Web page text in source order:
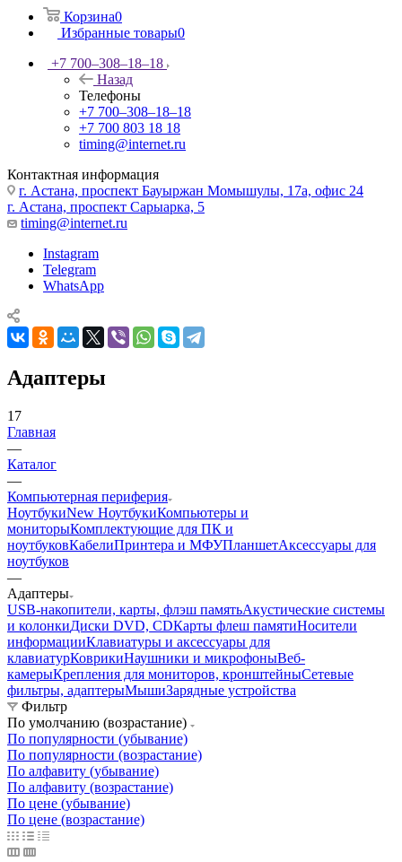
Корзина0
Избранные товары0
+7 700‒308‒18‒18
Назад
Телефоны
+7 700‒308‒18‒18
+7 700 803 18 18
timing@internet.ru
Контактная информация
г. Астана, проспект Бауыржан Момышулы, 17а, офис 24
г. Астана, проспект Сарыарка, 5
timing@internet.ru
Instagram
Telegram
WhatsApp
Адаптеры
17
Главная
—
Каталог
—
Компьютерная периферия
НоутбукиNew НоутбукиКомпьютеры и
мониторыКомплектующие для ПК и
ноутбуковКабелиПринтера и МФУПланшетАксессуары для
ноутбуков
—
Адаптеры
USB-накопители, карты, флэш памятьАкустические системы
и колонкиДиски DVD, CDКарты флеш памятиНосители
информацииКлавиатуры и аксессуары для
клавиатурКоврикиНаушники и микрофоныВеб-
камерыКрепления для мониторов, кронштейныСетевые
фильтры, адаптерыМышиЗарядные устройства
Фильтр
По умолчанию (возрастание)
По популярности (убывание)
По популярности (возрастание)
По алфавиту (убывание)
По алфавиту (возрастание)
По цене (убывание)
По цене (возрастание)